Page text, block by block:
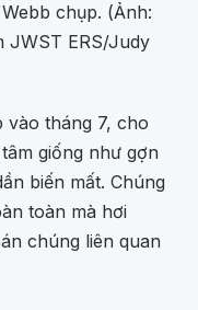
chụp. (Ảnh:
JWST ERS/Judy
vào tháng 7, cho
giống như gợn
biến mất. Chúng
toàn mà hơi
chúng liên quan